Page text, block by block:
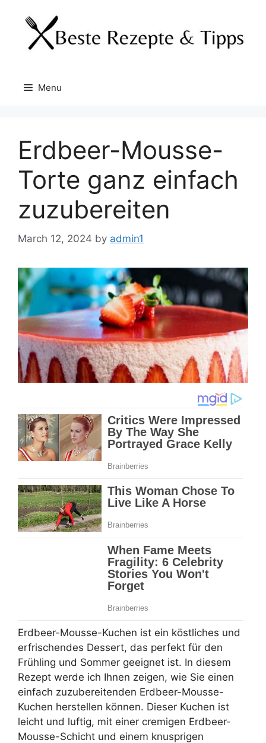
content
Menu
Erdbeer-Mousse-
Torte ganz einfach
zuzubereiten
March 12, 2024 by admin1
Erdbeer-Mousse-Kuchen ist ein köstliches und
erfrischendes Dessert, das perfekt für den
Frühling und Sommer geeignet ist. In diesem
Rezept werde ich Ihnen zeigen, wie Sie einen
einfach zuzubereitenden Erdbeer-Mousse-
Kuchen herstellen können. Dieser Kuchen ist
leicht und luftig, mit einer cremigen Erdbeer-
Mousse-Schicht und einem knusprigen